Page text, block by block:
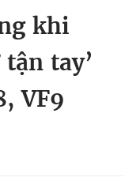
khi
tay’
VF9